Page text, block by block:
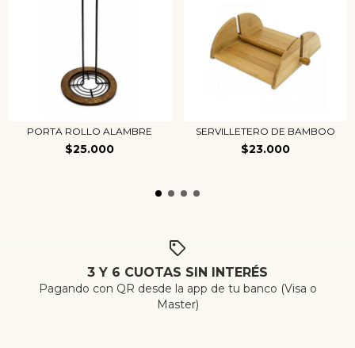
PORTA ROLLO ALAMBRE
$25.000
SERVILLETERO DE BAMBOO
$23.000
3 Y 6 CUOTAS SIN INTERÉS
Pagando con QR desde la app de tu banco (Visa o
Master)